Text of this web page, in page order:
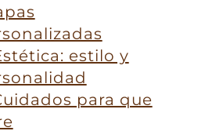
estilo y
para que